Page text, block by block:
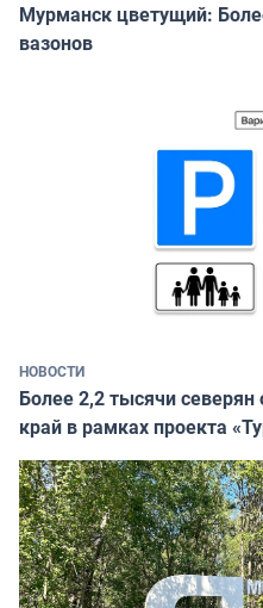
Мурманск цветущий:
вазонов
НОВОСТИ
Более 2,2 тысячи
край в рамках проекта